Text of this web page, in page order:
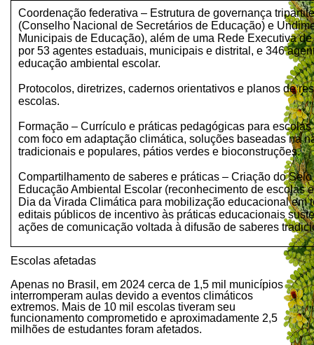
Coordenação federativa – Estrutura de governança
(Conselho Nacional de Secretários de Educação) e
Municipais de Educação), além de uma Rede Executiva
por 53 agentes estaduais, municipais e distrital, e 346
educação ambiental escolar.
Protocolos, diretrizes, cadernos orientativos e planos de
escolas.
Formação – Currículo e práticas pedagógicas para
com foco em adaptação climática, soluções baseadas na
tradicionais e populares, pátios verdes e bioconstruções.
Compartilhamento de saberes e práticas – Criação do
Educação Ambiental Escolar (reconhecimento de escolas
Dia da Virada Climática para mobilização educacional em
editais públicos de incentivo às práticas educacionais
ações de comunicação voltada à difusão de saberes
Escolas afetadas
Apenas no Brasil, em 2024 cerca de 1,5 mil municípios
interromperam aulas devido a eventos climáticos
extremos. Mais de 10 mil escolas tiveram seu
funcionamento comprometido e aproximadamente 2,5
milhões de estudantes foram afetados.